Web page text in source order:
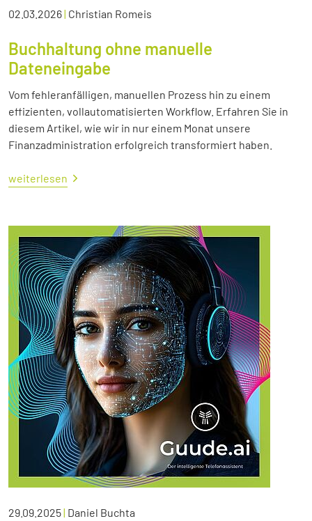
02.03.2026| Christian Romeis
Buchhaltung ohne manuelle
Dateneingabe
Vom fehleranfälligen, manuellen Prozess hin zu einem
effizienten, vollautomatisierten Workflow. Erfahren Sie in
diesem Artikel, wie wir in nur einem Monat unsere
Finanzadministration erfolgreich transformiert haben.
weiterlesen
29.09.2025| Daniel Buchta